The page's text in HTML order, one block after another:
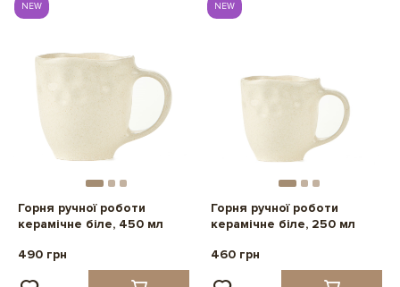
NEW
Горня ручної роботи
керамічне біле, 450 мл
490 грн
NEW
Горня ручної роботи
керамічне біле, 250 мл
460 грн